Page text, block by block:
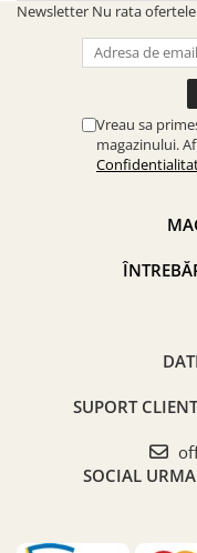
Newsletter Nu rata
Vreau sa
magazinului.
SUPORT
SOCIAL